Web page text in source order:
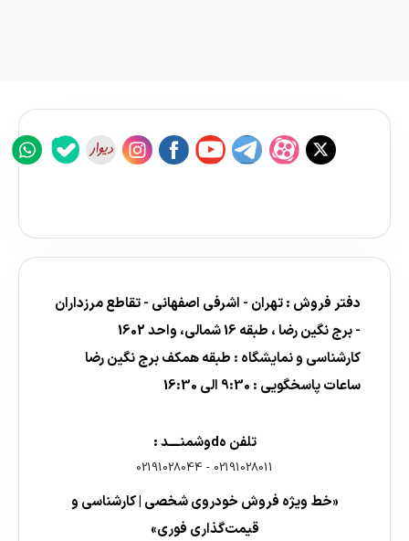
دفتر فروش : تهران - اشرفی اصفهانی - تقاطع مرزداران
- برج نگین رضا ، طبقه 16 شمالی، واحد 1602
کارشناسی و نمایشگاه : طبقه همکف برج نگین رضا
ساعات پاسخگویی : 9:30 الی 16:30
تلفن هdوشمنــــد :
02191028011
-
02191028044
«خط ویژه فروش خودروی شخصی | کارشناسی و
قیمت‌گذاری فوری»